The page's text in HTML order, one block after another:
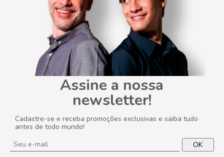
Assine a nossa
newsletter!
Cadastre-se e receba promoções exclusivas e saiba tudo
antes de todo mundo!
OK